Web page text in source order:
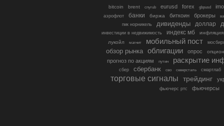
bitcoin brent cnyrub eurusd forex gbpusd
аэрофлот банки биржа биткоин брокеры
гмк норникель
дивиденды доллар
инвестиции в недвижимость индекс мб
инфляция
лукойл
магнит мобильный пост
обзор рынка облигации опрос
прогноз по акциям путин раскрытие
сбер сбербанк сво северсталь смартлаб
торговые сигналы трейдинг
фьючерс ртс фьючерсы